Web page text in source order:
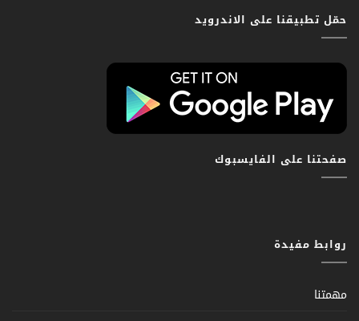
حمّل تطبيقنا على الاندرويد
صفحتنا على الفايسبوك
روابط مفيدة
مهمتنا